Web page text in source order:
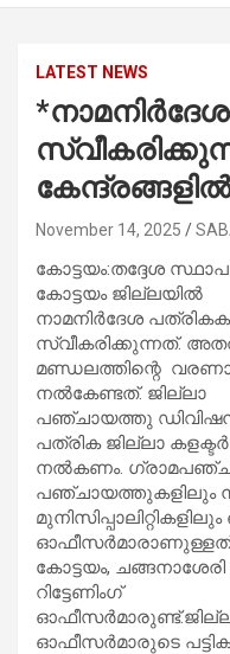
LATEST NEWS
November 14, 2025
കോട്ടയം:തദ്ദേശ
കോട്ടയം ജില്ലയില്‍
നാമനിര്‍ദേശ
സ്വീകരിക്കുന്നത്.
മണ്ഡലത്തിന്റെ
നല്‍കേണ്ടത്. ജില്ലാ
പഞ്ചായത്തു
പത്രിക ജില്ലാ
നല്‍കണം.
പഞ്ചായത്തുകളിലും
കോട്ടയം, ചങ്ങനാശേരി
റിട്ടേണിംഗ്
ഓഫീസര്‍മാരുടെ